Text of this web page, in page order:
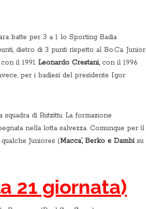
batte per 3 a 1 lo Sporting Badia
dietro di 3 punti rispetto al Bo.Ca. Junior
il 1991 Leonardo Crestani,con il 1996
per i badiesi del presidente Igor
di Rutzittu. La formazione
nella lotta salvezza. Comunque per il
Juniores (Macca’, Berko e Dambisu
21 giornata)